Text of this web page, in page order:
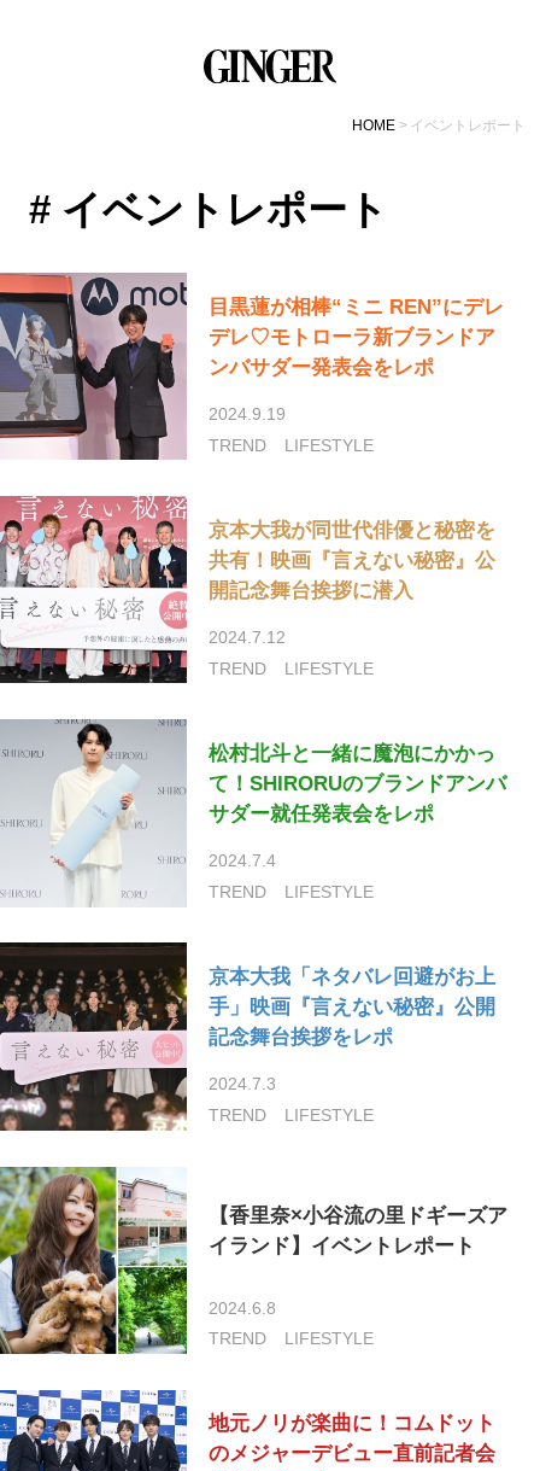
HOME イベントレポート
# イベントレポート
目黒蓮が相棒“ミニ REN”にデレ
デレ♡モトローラ新ブランドア
ンバサダー発表会をレポ
2024.9.19
TREND
LIFESTYLE
京本大我が同世代俳優と秘密を
共有！映画『言えない秘密』公
開記念舞台挨拶に潜入
2024.7.12
TREND
LIFESTYLE
松村北斗と一緒に魔泡にかかっ
て！SHIRORUのブランドアンバ
サダー就任発表会をレポ
2024.7.4
TREND
LIFESTYLE
京本大我「ネタバレ回避がお上
手」映画『言えない秘密』公開
記念舞台挨拶をレポ
2024.7.3
TREND
LIFESTYLE
【香里奈×小谷流の里ドギーズア
イランド】イベントレポート
2024.6.8
TREND
LIFESTYLE
地元ノリが楽曲に！コムドット
のメジャーデビュー直前記者会